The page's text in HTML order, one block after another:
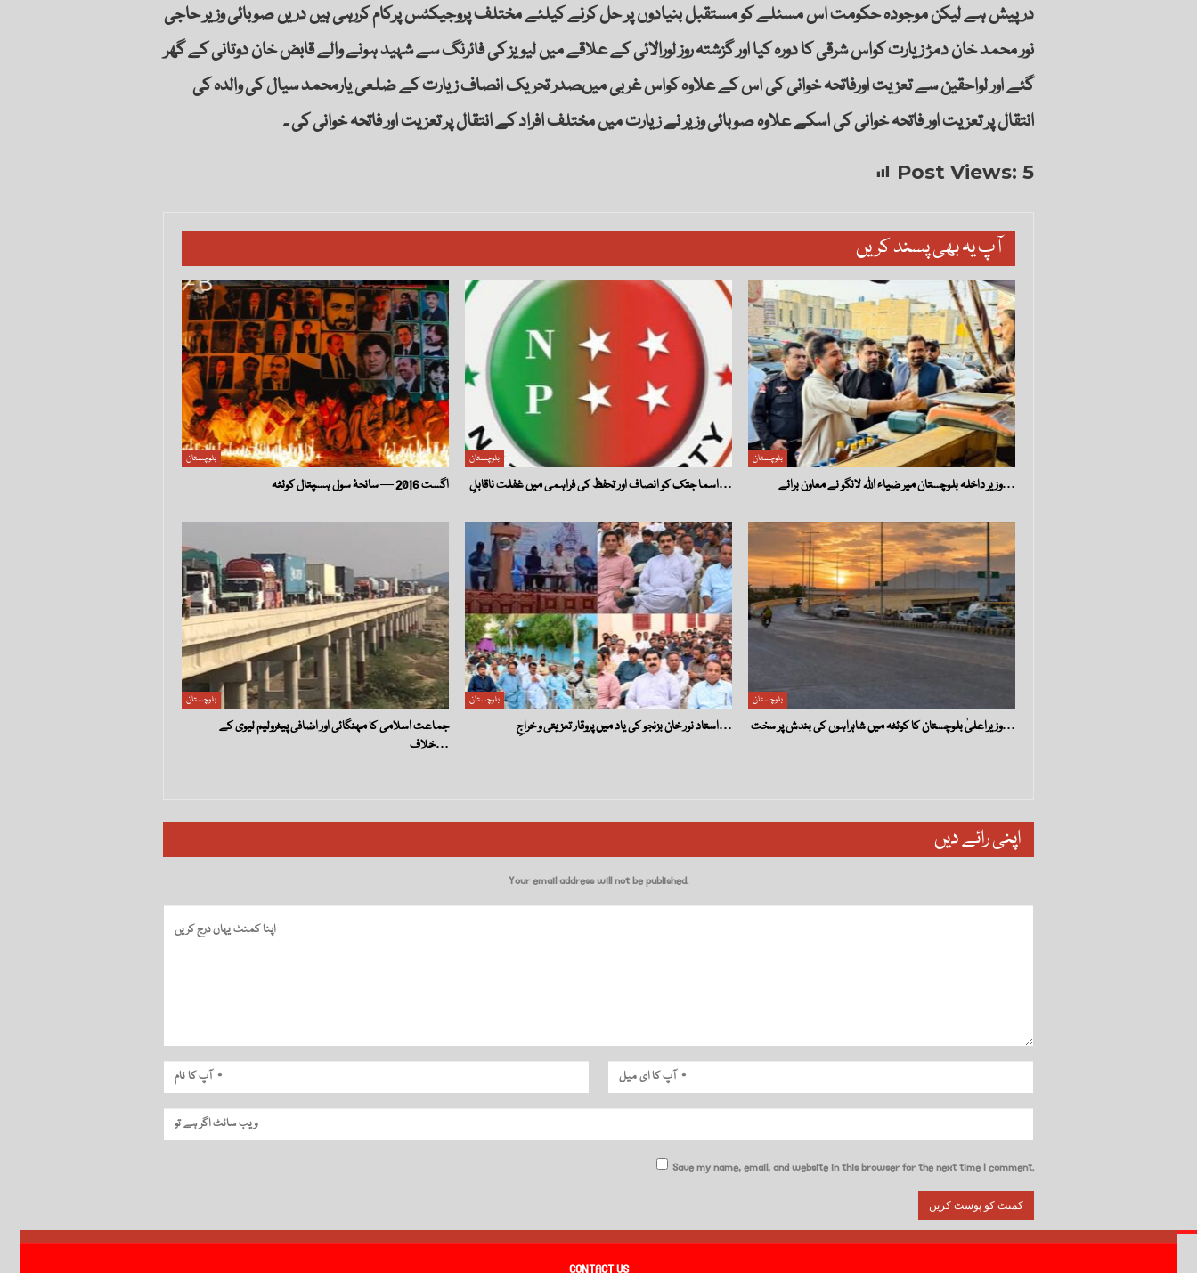
درپیش ہے لیکن موجودہ حکومت اس مسئلے کو مستقبل بنیادوں پر حل کرنے کیلئے مختلف پروجیکٹس پرکام کررہی ہیں دریں صوبائی وزیر حاجی
نور محمد خان دمڑ زیارت کواس شرقی کا دورہ کیا اور گزشتہ روز لورالائی کے علاقے میں لیویز کی فائرنگ سے شہید ہونے والے قابض خان دوتانی کے گھر
گئے اور لواحقین سے تعزیت اورفاتحہ خوانی کی اس کے علاوہ کواس غربی میںصدر تحریک انصاف زیارت کے ضلعی یارمحمد سیال کی والدہ کی
انتقال پر تعزیت اور فاتحہ خوانی کی اسکے علاوہ صوبائی وزیر نے زیارت میں مختلف افراد کے انتقال پر تعزیت اور فاتحہ خوانی کی ۔
Post Views: 5
آپ یہ بھی پسند کریں
بلوچستان
اگست 2016 — سانحۂ سول ہسپتال کوئٹہ
بلوچستان
اسما جتک کو انصاف اور تحفظ کی فراہمی میں غفلت ناقابلِ…
بلوچستان
وزیر داخلہ بلوچستان میر ضیاء اللہ لانگو نے معاون برائے…
بلوچستان
جماعت اسلامی کا مہنگائی اور اضافی پیٹرولیم لیوی کے
خلاف…
بلوچستان
استاد نور خان بزنجو کی یاد میں پروقار تعزیتی و خراجِ…
بلوچستان
وزیراعلیٰ بلوچستان کا کوئٹہ میں شاہراہوں کی بندش پر سخت…
اپنی رائے دیں
Your email address will not be published.
Save my name, email, and website in this browser for the next time I comment.
CONTACT US